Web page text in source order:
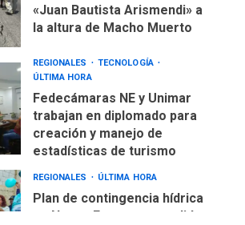
«Juan Bautista Arismendi» a
la altura de Macho Muerto
REGIONALES
TECNOLOGÍA
ÚLTIMA HORA
Fedecámaras NE y Unimar
trabajan en diplomado para
creación y manejo de
estadísticas de turismo
REGIONALES ÚLTIMA HORA
Plan de contingencia hídrica
en Nueva Esparta consolida